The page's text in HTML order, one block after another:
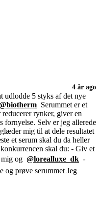
4 år ago
udlodde 5 styks af det nye
Serummet er et
rynker, giver en
fornyelse. Selv er jeg allerede
mig til at dele resultatet
et serum skal du da heller
skal du: - Giv et
og @lorealluxe_dk -
prøve serummet Jeg